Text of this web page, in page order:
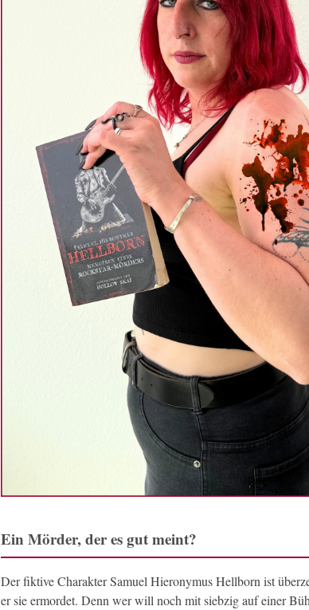
Ein Mörder, der es gut meint?
Der fiktive Charakter Samuel Hieronymus Hellborn ist
er sie ermordet. Denn wer will noch mit siebzig auf einer